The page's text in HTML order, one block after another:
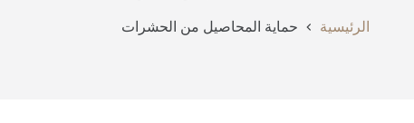
الرئيسية حماية المحاصيل من الحشرات